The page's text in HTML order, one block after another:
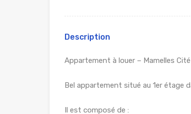
Description
Appartement à louer – Mamelles
Bel appartement situé au 1er étage
Il est composé de :